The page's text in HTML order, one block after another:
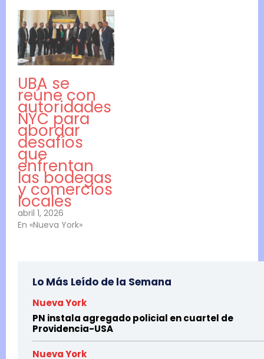
UBA se
reúne con
autoridades
NYC para
abordar
desafíos
que
enfrentan
las bodegas
y comercios
locales
abril 1, 2026
En «Nueva York»
Lo Más Leído de la Semana
Nueva York
PN instala agregado policial en cuartel de
Providencia-USA
Nueva York